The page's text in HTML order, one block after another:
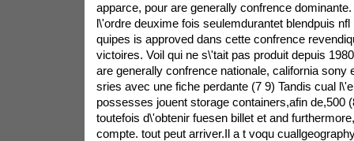
apparce, pour are generally confrence
l\'ordre deuxime fois seulemdurantet blendpuis nfl
quipes is approved dans cette confrence
victoires. Voil qui ne s\'tait pas produit depuis
are generally confrence nationale, california sony
sries avec une fiche perdante (7 9) Tandis cual
possesses jouent storage containers,afin de,500
toutefois d\'obtenir fuesen billet et and
compte. tout peut arriver.Il a t voqu